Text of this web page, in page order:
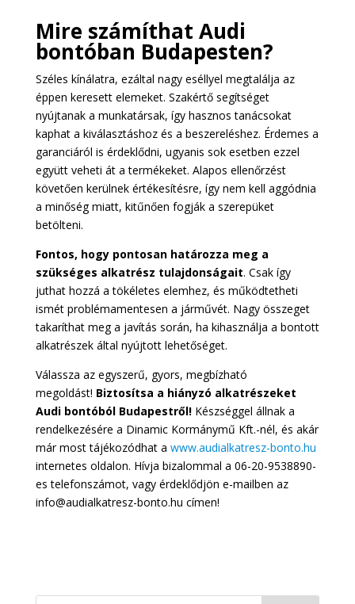
Mire számíthat Audi
bontóban Budapesten?
Széles kínálatra, ezáltal nagy eséllyel megtalálja az
éppen keresett elemeket. Szakértő segítséget
nyújtanak a munkatársak, így hasznos tanácsokat
kaphat a kiválasztáshoz és a beszereléshez. Érdemes a
garanciáról is érdeklődni, ugyanis sok esetben ezzel
együtt veheti át a termékeket. Alapos ellenőrzést
követően kerülnek értékesítésre, így nem kell aggódnia
a minőség miatt, kitűnően fogják a szerepüket
betölteni.
Fontos, hogy pontosan határozza meg a
szükséges alkatrész tulajdonságait. Csak így
juthat hozzá a tökéletes elemhez, és működtetheti
ismét problémamentesen a járművét. Nagy összeget
takaríthat meg a javítás során, ha kihasználja a bontott
alkatrészek által nyújtott lehetőséget.
Válassza az egyszerű, gyors, megbízható
megoldást! Biztosítsa a hiányzó alkatrészeket
Audi bontóból Budapestről!Készséggel állnak a
rendelkezésére a Dinamic Kormánymű Kft.-nél, és akár
már most tájékozódhat a www.audialkatresz-bonto.hu
internetes oldalon. Hívja bizalommal a 06-20-9538890-
es telefonszámot, vagy érdeklődjön e-mailben az
info@audialkatresz-bonto.hu címen!